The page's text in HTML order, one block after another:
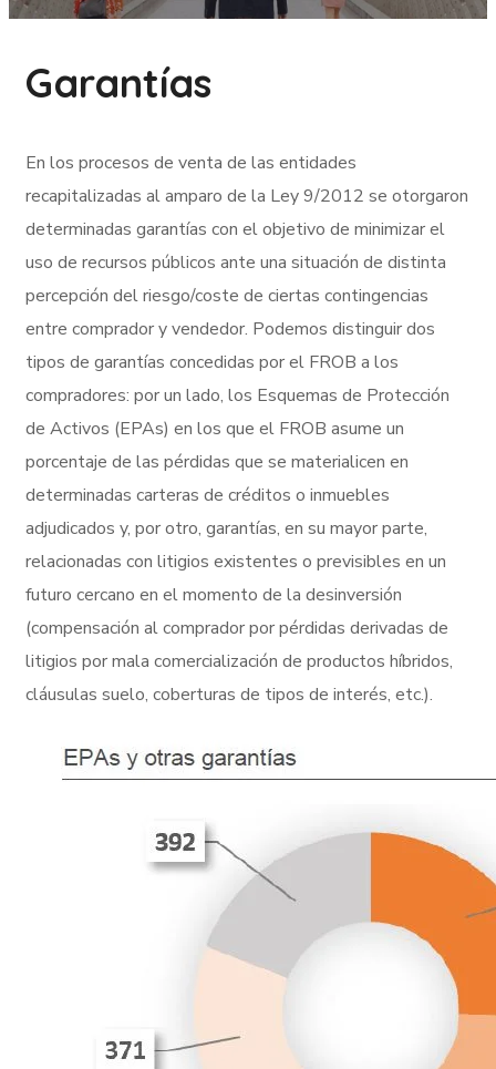
Garantías
En los procesos de venta de las entidades
recapitalizadas al amparo de la Ley 9/2012 se otorgaron
determinadas garantías con el objetivo de minimizar el
uso de recursos públicos ante una situación de distinta
percepción del riesgo/coste de ciertas contingencias
entre comprador y vendedor. Podemos distinguir dos
tipos de garantías concedidas por el FROB a los
compradores: por un lado, los Esquemas de Protección
de Activos (EPAs) en los que el FROB asume un
porcentaje de las pérdidas que se materialicen en
determinadas carteras de créditos o inmuebles
adjudicados y, por otro, garantías, en su mayor parte,
relacionadas con litigios existentes o previsibles en un
futuro cercano en el momento de la desinversión
(compensación al comprador por pérdidas derivadas de
litigios por mala comercialización de productos híbridos,
cláusulas suelo, coberturas de tipos de interés, etc.).